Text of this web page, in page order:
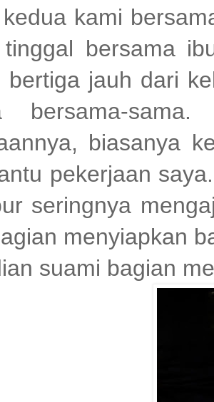
kami
tinggal bersama
bertiga jauh dari
bersama-
biasanya
pekerjaan
seringnya
menyiapkan
suami bagian